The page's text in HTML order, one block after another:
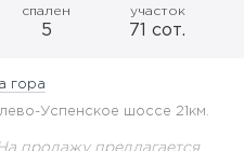
спален
5
участок
71 сот.
гора
Успенское шоссе 21км.
продажу предлагается